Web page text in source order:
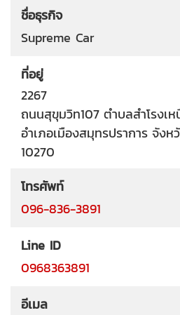
ชื่อธุรกิจ
Supreme Car
ที่อยู่
2267
ถนนสุขุมวิท107 ตำบลสำโรงเ
อำเภอเมืองสมุทรปราการ จังห
10270
โทรศัพท์
096-836-3891
Line ID
0968363891
อีเมล